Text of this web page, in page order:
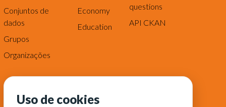
Conjuntos de
dados
Grupos
Organizações
Economy
Education
questions
API CKAN
Uso de cookies